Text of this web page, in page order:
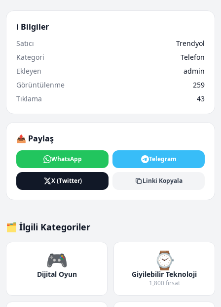
ℹ️ Bilgiler
Satıcı
Trendyol
Kategori
Telefon
Ekleyen
admin
Görüntülenme
259
Tıklama
43
📤 Paylaş
WhatsApp Telegram
X (Twitter) Linki Kopyala
🗂️ İlgili Kategoriler
🎮
Dijital Oyun
⌚
Giyilebilir Teknoloji
1,800 fırsat